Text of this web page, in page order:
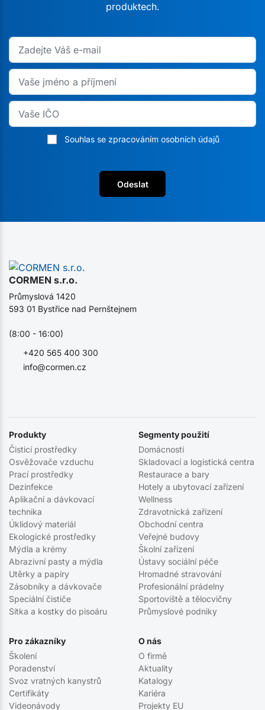
produktech.
Souhlas se zpracováním osobních údajů
Odeslat
CORMEN s.r.o.
info@cormen.cz
+420 565 400 300
Průmyslová 1420
593 01 Bystřice nad Pernštejnem
(8:00 - 16:00)
Produkty
Čisticí prostředky
Osvěžovače vzduchu
Prací prostředky
Dezinfekce
Aplikační a dávkovací
technika
Úklidový materiál
Ekologické prostředky
Mýdla a krémy
Abrazivní pasty a mýdla
Utěrky a papíry
Zásobníky a dávkovače
Speciální čističe
Sítka a kostky do pisoáru
Segmenty použití
Domácnosti
Skladovací a logistická centra
Restaurace a bary
Hotely a ubytovací zařízení
Wellness
Zdravotnická zařízení
Obchodní centra
Veřejné budovy
Školní zařízení
Ústavy sociální péče
Hromadné stravování
Profesionální prádelny
Sportoviště a tělocvičny
Průmyslové podniky
Pro zákazníky
Školení
Poradenství
Svoz vratných kanystrů
Certifikáty
Videonávody
O nás
O firmě
Aktuality
Katalogy
Kariéra
Projekty EU